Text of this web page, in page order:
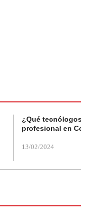
¿Qué tecnólogos
profesional en
13/02/2024